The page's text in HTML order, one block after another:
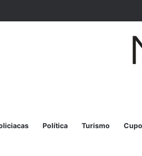
la Festa della Pizza en Malecón
Política Turismo